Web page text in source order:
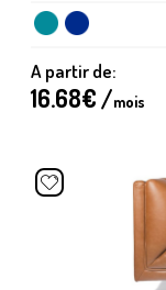
A partir de:
16.68€ /mois